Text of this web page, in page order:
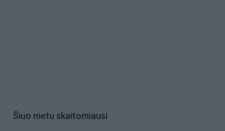
Šiuo metu skaitomiausi